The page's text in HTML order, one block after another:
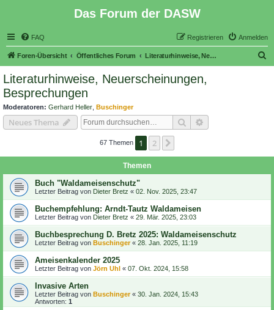
Das Forum der DASW
FAQ Anmelden
Registrieren
Foren-Übersicht Öffentliches Forum Literaturhinweise, Neuerscheinungen, Besprechungen
Literaturhinweise, Neuerscheinungen,
Besprechungen
Moderatoren: Gerhard Heller Buschinger
Neues Thema Suche
67 Themen 1 2
Themen
Buch "Waldameisenschutz"
Letzter Beitrag von Dieter Bretz « 02. Nov. 2025, 23:47
Buchempfehlung: Arndt-Tautz Waldameisen
Letzter Beitrag von Dieter Bretz « 29. Mär. 2025, 23:03
Buchbesprechung D. Bretz 2025: Waldameisenschutz
Letzter Beitrag von Buschinger« 28. Jan. 2025, 11:19
Ameisenkalender 2025
Letzter Beitrag von Jörn Uhl « 07. Okt. 2024, 15:58
Invasive Arten
Letzter Beitrag von Buschinger« 30. Jan. 2024, 15:43
Antworten: 1